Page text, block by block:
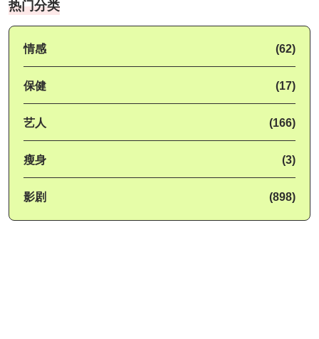
热门分类
情感 (62)
保健 (17)
艺人 (166)
瘦身 (3)
影剧 (898)